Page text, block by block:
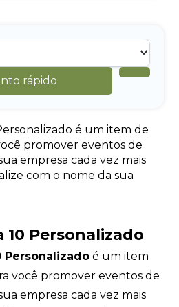
rápido
é um item de
promover eventos de
empresa cada vez mais
com o nome da sua
10 Personalizado
Personalizado é um item
você promover eventos de
empresa cada vez mais